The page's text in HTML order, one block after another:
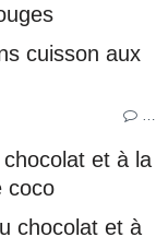
…
et à la
coco